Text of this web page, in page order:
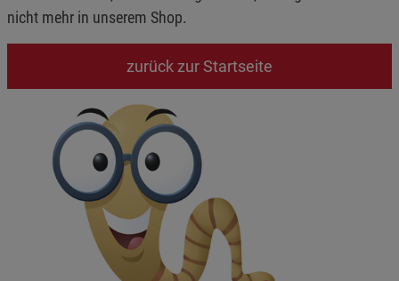
nicht mehr in unserem Shop.
zurück zur Startseite